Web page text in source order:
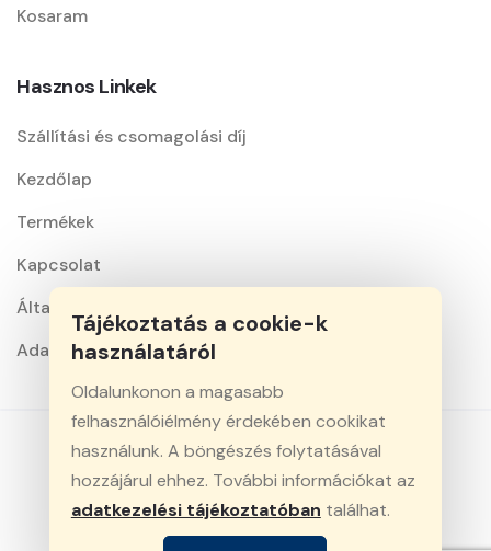
Kosaram
Hasznos Linkek
Szállítási és csomagolási díj
Kezdőlap
Termékek
Kapcsolat
Általános szerződési feltételek
Adatkezelési nyilatkozat
© 2026 Minden jog fenntartva. Király-Vill Kft.
Webfejlesztés: CreativeDigital
Az oldalon feltüntett árak bruttó árak és az ÁFA-t
Tájékoztatás a cookie-k
használatáról
Oldalunkonon a magasabb
felhasználóiélmény érdekében cookikat
használunk. A böngészés folytatásával
hozzájárul ehhez. További információkat az
adatkezelési tájékoztatóban találhat.